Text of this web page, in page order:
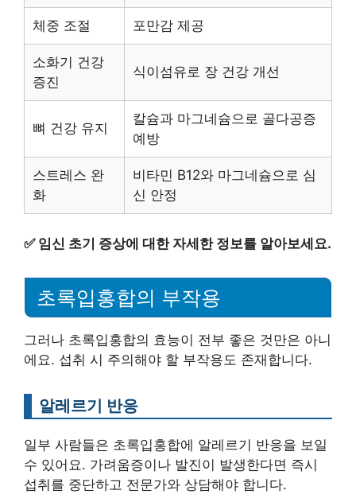
체중 조절 포만감 제공
소화기 건강
증진
식이섬유로 장 건강 개선
뼈 건강 유지
칼슘과 마그네슘으로 골다공증
예방
스트레스 완
화
비타민 B12와 마그네슘으로 심
신 안정
✅ 임신 초기 증상에 대한 자세한 정보를 알아보세요.
초록입홍합의 부작용
그러나 초록입홍합의 효능이 전부 좋은 것만은 아니
에요. 섭취 시 주의해야 할 부작용도 존재합니다.
알레르기 반응
일부 사람들은 초록입홍합에 알레르기 반응을 보일
수 있어요. 가려움증이나 발진이 발생한다면 즉시
섭취를 중단하고 전문가와 상담해야 합니다.